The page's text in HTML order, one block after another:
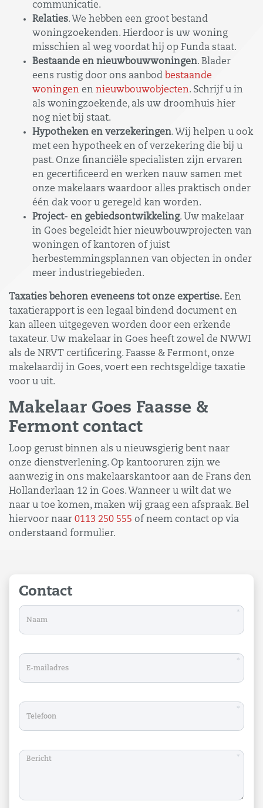
communicatie.
Relaties. We hebben een groot bestand
woningzoekenden. Hierdoor is uw woning
misschien al weg voordat hij op Funda staat.
Bestaande en nieuwbouwwoningen. Blader
eens rustig door ons aanbod bestaande
woningen en nieuwbouwobjecten. Schrijf u in
als woningzoekende, als uw droomhuis hier
nog niet bij staat.
Hypotheken en verzekeringen. Wij helpen u ook
met een hypotheek en of verzekering die bij u
past. Onze financiële specialisten zijn ervaren
en gecertificeerd en werken nauw samen met
onze makelaars waardoor alles praktisch onder
één dak voor u geregeld kan worden.
Project- en gebiedsontwikkeling. Uw makelaar
in Goes begeleidt hier nieuwbouwprojecten van
woningen of kantoren of juist
herbestemmingsplannen van objecten in onder
meer industriegebieden.
Taxaties behoren eveneens tot onze expertise. Een
taxatierapport is een legaal bindend document en
kan alleen uitgegeven worden door een erkende
taxateur. Uw makelaar in Goes heeft zowel de NWWI
als de NRVT certificering. Faasse & Fermont, onze
makelaardij in Goes, voert een rechtsgeldige taxatie
voor u uit.
Makelaar Goes Faasse &
Fermont contact
Loop gerust binnen als u nieuwsgierig bent naar
onze dienstverlening. Op kantooruren zijn we
aanwezig in ons makelaarskantoor aan de Frans den
Hollanderlaan 12 in Goes. Wanneer u wilt dat we
naar u toe komen, maken wij graag een afspraak. Bel
hiervoor naar 0113 250 555 of neem contact op via
onderstaand formulier.
Contact
*
*
*
*